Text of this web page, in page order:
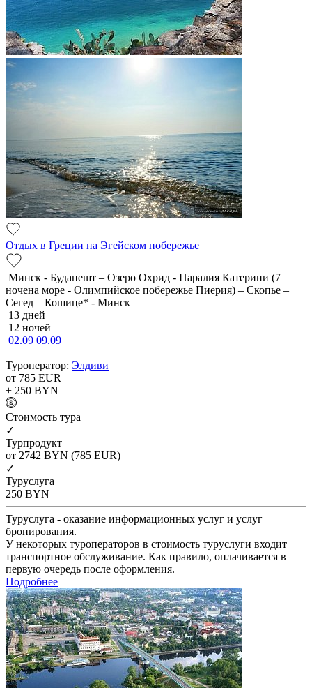
Отдых в Греции на Эгейском побережье
Минск - Будапешт – Озеро Охрид - Паралия Катерини (7
ночена море - Олимпийское побережье Пиерия) – Скопье –
Сегед – Кошице* - Минск
13 дней
12 ночей
02.09 09.09
Туроператор: Элдиви
от 785 EUR
+ 250 BYN
Cтоимость тура
✓
Турпродукт
от 2742 BYN (785 EUR)
✓
Туруслуга
250 BYN
Туруслуга - оказание информационных услуг и услуг
бронирования.
У некоторых туроператоров в стоимость туруслуги входит
транспортное обслуживание. Как правило, оплачивается в
первую очередь после оформления.
Подробнее